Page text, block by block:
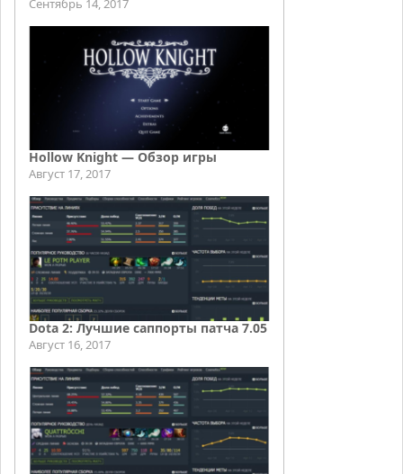
Сентябрь 14, 2017
Hollow Knight — Обзор игры
Август 17, 2017
Dota 2: Лучшие саппорты патча 7.05
Август 16, 2017